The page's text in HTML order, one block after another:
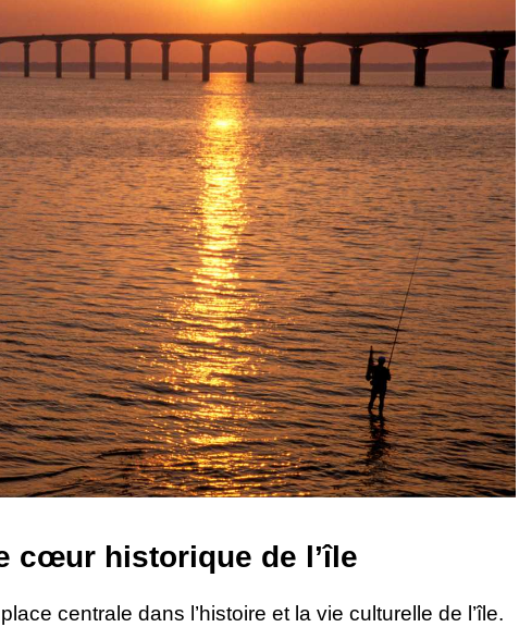
cœur historique de l’île
centrale dans l’histoire et la vie culturelle de l’île.